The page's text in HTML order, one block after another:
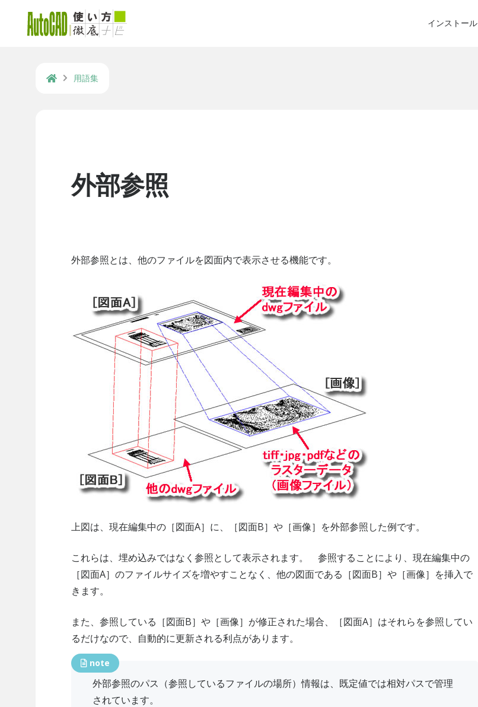
インストール
用語集
外部参照
外部参照とは、他のファイルを図面内で表示させる機能です。
上図は、現在編集中の［図面A］に、［図面B］や［画像］を外部参照した例です。
これらは、埋め込みではなく参照として表示されます。 参照することにより、現在編集中の
［図面A］のファイルサイズを増やすことなく、他の図面である［図面B］や［画像］を挿入で
きます。
また、参照している［図面B］や［画像］が修正された場合、［図面A］はそれらを参照してい
るだけなので、自動的に更新される利点があります。
外部参照のパス（参照しているファイルの場所）情報は、既定値では相対パスで管理
されています。
note